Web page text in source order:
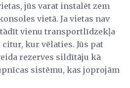
jūs varat instalēt zem
vietā. Ja vietas nav
vienu transportlīdzekļa
kur vēlaties. Jūs pat
rezerves sildītāju kā
sistēmu, kas joprojām